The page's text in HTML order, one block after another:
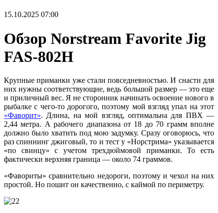
15.10.2025 07:00
Обзор Norstream Favorite Jig
FAS-802H
Крупные приманки уже стали повседневностью. И снасти для
них нужны соответствующие, ведь большой размер — это еще
и приличный вес. Я не сторонник начинать освоение нового в
рыбалке с чего-то дорогого, поэтому мой взгляд упал на этот
«Фаворит». Длина, на мой взгляд, оптимальна для ПВХ —
2,44 метра. А рабочего диапазона от 18 до 70 грамм вполне
должно было хватить под мою задумку. Сразу оговорюсь, что
раз спиннинг джиговый, то и тест у «Норстрима» указывается
«по свинцу» с учетом трехдюймовой приманки. То есть
фактически верхняя граница — около 74 граммов.
«Фавориты» сравнительно недороги, поэтому и чехол на них
простой. Но пошит он качественно, с каймой по периметру.